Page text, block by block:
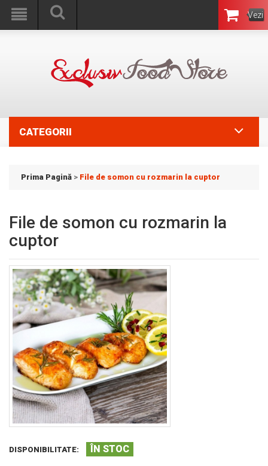
Vezi
Coşul
CATEGORII
Prima Pagină > File de somon cu rozmarin la cuptor
File de somon cu rozmarin la
cuptor
DISPONIBILITATE: ÎN STOC